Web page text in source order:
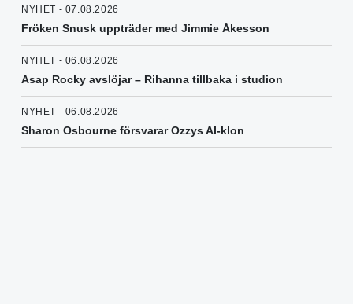
NYHET - 07.08.2026
Fröken Snusk uppträder med Jimmie Åkesson
NYHET - 06.08.2026
Asap Rocky avslöjar – Rihanna tillbaka i studion
NYHET - 06.08.2026
Sharon Osbourne försvarar Ozzys AI-klon